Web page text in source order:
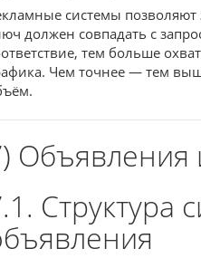
системы позволяют
должен совпадать с
тем больше
Чем точнее — тем
Объявления
Структура